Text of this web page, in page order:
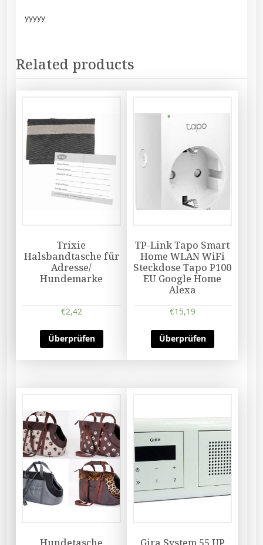
yyyyy
Related products
Trixie
Halsbandtasche für
Adresse/
Hundemarke
€2,42
Überprüfen
TP-Link Tapo Smart
Home WLAN WiFi
Steckdose Tapo P100
EU Google Home
Alexa
€15,19
Überprüfen